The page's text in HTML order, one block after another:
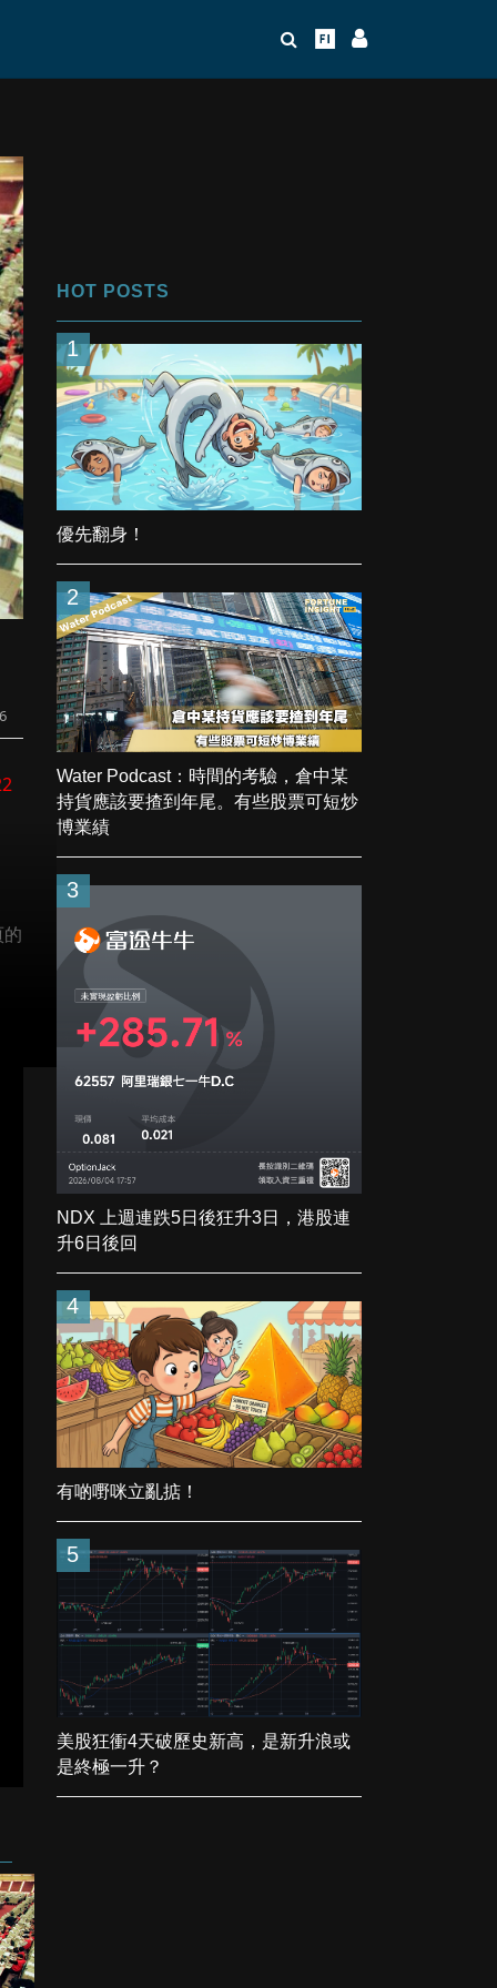
HOT POSTS
1
優先翻身！
2
Water Podcast：時間的考驗，倉中某
持貨應該要揸到年尾。有些股票可短炒
博業績
3
NDX 上週連跌5日後狂升3日，港股連
升6日後回
4
有啲嘢咪立亂掂！
5
美股狂衝4天破歷史新高，是新升浪或
是終極一升？